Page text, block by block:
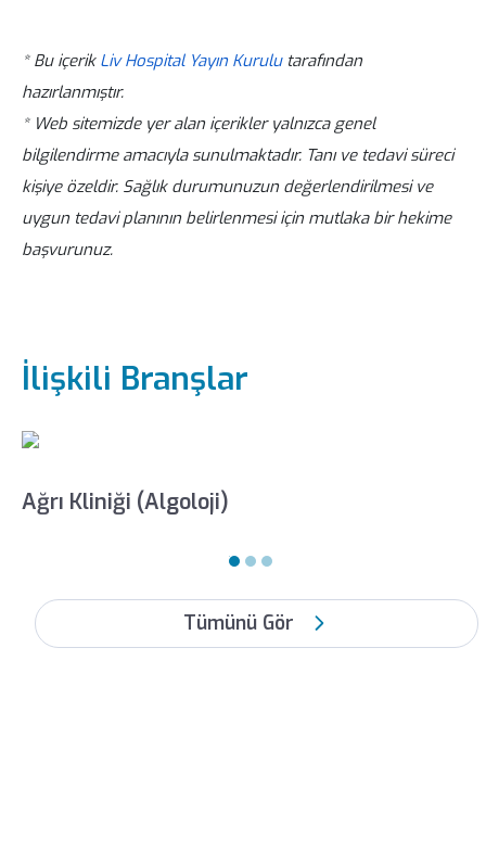
* Bu içerik Liv Hospital Yayın Kurulutarafından
hazırlanmıştır.
* Web sitemizde yer alan içerikler yalnızca genel
bilgilendirme amacıyla sunulmaktadır. Tanı ve tedavi süreci
kişiye özeldir. Sağlık durumunuzun değerlendirilmesi ve
uygun tedavi planının belirlenmesi için mutlaka bir hekime
başvurunuz.
İlişkili Branşlar
Ağrı Kliniği (Algoloji)
Tümünü Gör